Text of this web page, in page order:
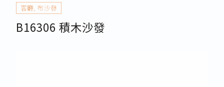
客廳,布沙發
B16306 積木沙發